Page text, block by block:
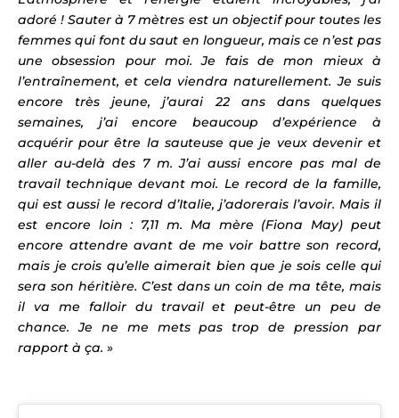
adoré ! Sauter à 7 mètres est un objectif pour toutes les
femmes qui font du saut en longueur, mais ce n’est pas
une obsession pour moi. Je fais de mon mieux à
l’entraînement, et cela viendra naturellement. Je suis
encore très jeune, j’aurai 22 ans dans quelques
semaines, j’ai encore beaucoup d’expérience à
acquérir pour être la sauteuse que je veux devenir et
aller au-delà des 7 m. J’ai aussi encore pas mal de
travail technique devant moi. Le record de la famille,
qui est aussi le record d’Italie, j’adorerais l’avoir. Mais il
est encore loin : 7,11 m. Ma mère (Fiona May) peut
encore attendre avant de me voir battre son record,
mais je crois qu’elle aimerait bien que je sois celle qui
sera son héritière. C’est dans un coin de ma tête, mais
il va me falloir du travail et peut-être un peu de
chance. Je ne me mets pas trop de pression par
rapport à ça. »